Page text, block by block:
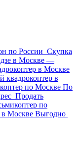
по России Скупка
в Москве —
в Москве
квадрокоптер в
по Москве По
Продать
по
в Москве Выгодно